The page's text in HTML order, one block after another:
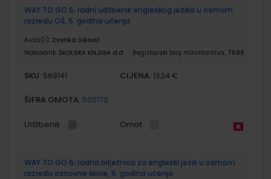
WAY TO GO 5; radni udžbenik engleskog jezika u osmom
razredu OŠ, 5. godina učenja
Autor(i): Zvonka Ivković
Nakladnik: ŠKOLSKA KNJIGA d.d. Registarski broj ministarstva: 7696
SKU: 569141 CIJENA: 13,24 €
ŠIFRA OMOTA: 500170
Udžbenik Omot
WAY TO GO 5; radna bilježnica za engleski jezik u osmom
razredu osnovne škole, 5. godina učenja